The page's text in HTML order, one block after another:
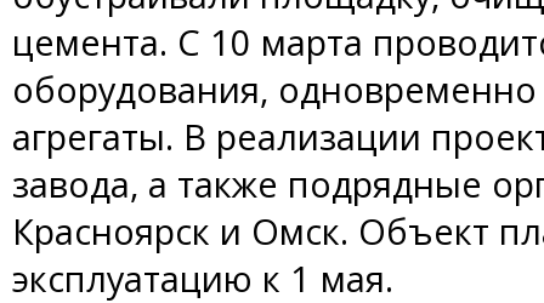
цемента. С 10 марта
оборудования,
агрегаты. В реализации
завода, а также подрядные
Красноярск и Омск. Объект
эксплуатацию к 1 мая.